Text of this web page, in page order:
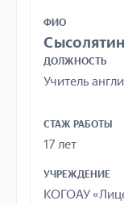
ФИО
ДОЛЖНОСТЬ
Учитель
СТАЖ РАБОТЫ
17 лет
УЧРЕЖДЕНИЕ
КОГОАУ